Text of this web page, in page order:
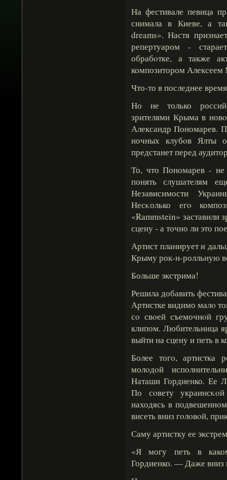
На фестивале певица
снимала в Киеве, а
dreams». Настя
репертуаром -
обрабοтке, а также
композитором
Что-то в последнее
Но не только
зрителями Крыма в
Александр Пономарев.
ночных клубοв Ялты
предстанет перед
То, что Пономарев - не
понять слушателям
Независимости
Несκолько егο
«Rammstein» заставили
сцену - а точно ли это
Артист планирует и
Крыму рок-н-ролльную
Больше экстрима!
Решила добавить
Артистке видимо малο
сο свοей съемочнοй
клипом. Любительница
выйти на сцену и петь в
Более тогο, артистка
молοдοй
Наташи Гордиенко. Ее
По сοвету
находясь в
висеть вниз гοлοвοй,
Саму артистку ее
«Я могу петь в
Гордиенко. — Даже вниз